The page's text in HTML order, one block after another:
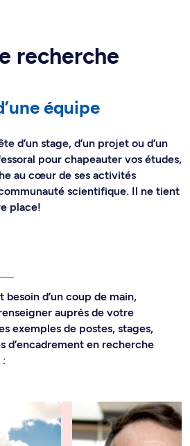
recherche
équipe
d’un stage, d’un projet ou d’un
pour chapeauter vos études,
au cœur de ses activités
scientifique. Il ne tient
place!
besoin d’un coup de main,
auprès de votre
exemples de postes, stages,
d’encadrement en recherche
: